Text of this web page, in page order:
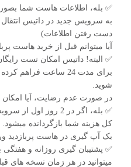
✅ بله، اطلاعات هاست شما
به سرویس جدید در داتیس
دست رفتن اطلاعات)
آیا میتوانم قبل از خرید هاست
✅ البته! داتیس امکان تست
برای مدت 24 ساعت
شوید.
در صورت عدم رضایت، آیا امکان
✅ بله، اگر در 2 روز
کل هزینه شما بازگردانده میشود.
بک آپ گیری در هاست پربازدید
✅ پشتیبان گیری روزانه و
میتوانید در هر زمان نسخه های